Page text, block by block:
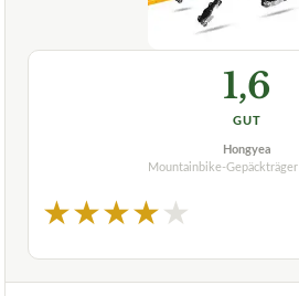
1,6
GUT
Hongyea
Mountainbike-Gepäckträger
★★★★★